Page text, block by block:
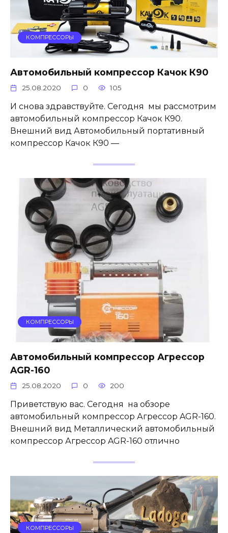
КОМПРЕССОРЫ
Автомобильный компрессор Качок К90
25.08.2020 0 105
И снова здравствуйте. Сегодня мы рассмотрим
автомобильный компрессор Качок К90.
Внешний вид Автомобильный портативный
компрессор Качок К90 —
КОМПРЕССОРЫ
Автомобильный компрессор Агрессор
AGR-160
25.08.2020 0 200
Приветствую вас. Сегодня на обзоре
автомобильный компрессор Агрессор AGR-160.
Внешний вид Металлический автомобильный
компрессор Агрессор AGR-160 отлично
КОМПРЕССОРЫ